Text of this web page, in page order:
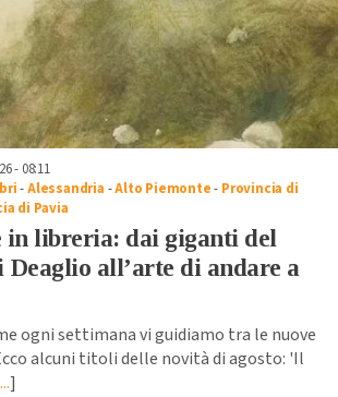
- 08:11
-Alessandria -Alto Piemonte- Provincia di
di Pavia
in libreria: dai giganti del
Deaglio all’arte di andare a
ogni settimana vi guidiamo tra le nuove
alcuni titoli delle novità di agosto: 'Il
...]